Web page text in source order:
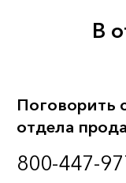
В
Поговорить
отдела
800-447-